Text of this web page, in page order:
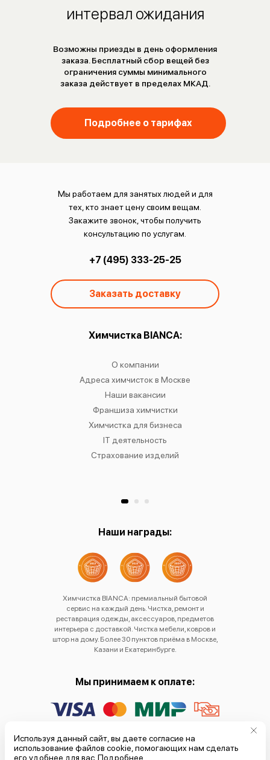
интервал ожидания
Возможны приезды в день оформления
заказа. Бесплатный сбор вещей без
ограничения суммы минимального
заказа действует в пределах МКАД.
Подробнее о тарифах
Мы работаем для занятых людей и для
тех, кто знает цену своим вещам.
Закажите звонок, чтобы получить
консультацию по услугам.
+7 (495) 333-25-25
Заказать доставку
Химчистка BIANCA:
О компании
Адреса химчисток в Москве
Наши вакансии
Франшиза химчистки
Химчистка для бизнеса
IT деятельность
Страхование изделий
Наши награды:
Химчистка BIANCA: премиальный бытовой
сервис на каждый день. Чистка, ремонт и
реставрация одежды, аксессуаров, предметов
интерьера с доставкой. Чистка мебели, ковров и
штор на дому. Более 30 пунктов приёма в Москве,
Казани и Екатеринбурге.
Мы принимаем к оплате:
Политика обработки
персональных данных
Используя данный сайт, вы даете согласие на
использование файлов cookie, помогающих нам сделать
его удобнее для вас. Подробнее